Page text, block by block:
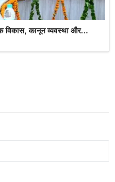
विकास, कानून व्यवस्था और...